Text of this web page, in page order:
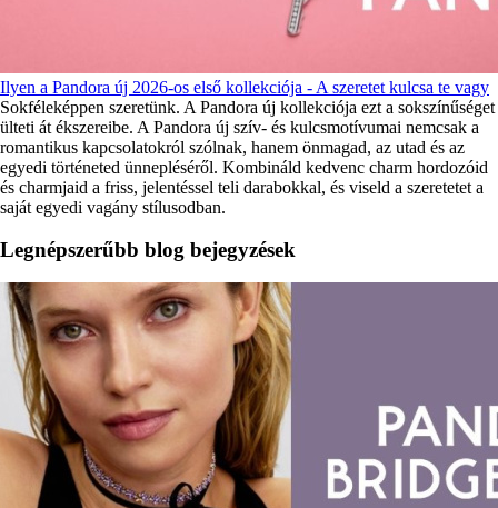
Ilyen a Pandora új 2026-os első kollekciója - A szeretet kulcsa te vagy
Sokféleképpen szeretünk. A Pandora új kollekciója ezt a sokszínűséget
ülteti át ékszereibe. A Pandora új szív- és kulcsmotívumai nemcsak a
romantikus kapcsolatokról szólnak, hanem önmagad, az utad és az
egyedi történeted ünnepléséről. Kombináld kedvenc charm hordozóid
és charmjaid a friss, jelentéssel teli darabokkal, és viseld a szeretetet a
saját egyedi vagány stílusodban.
Legnépszerűbb blog bejegyzések